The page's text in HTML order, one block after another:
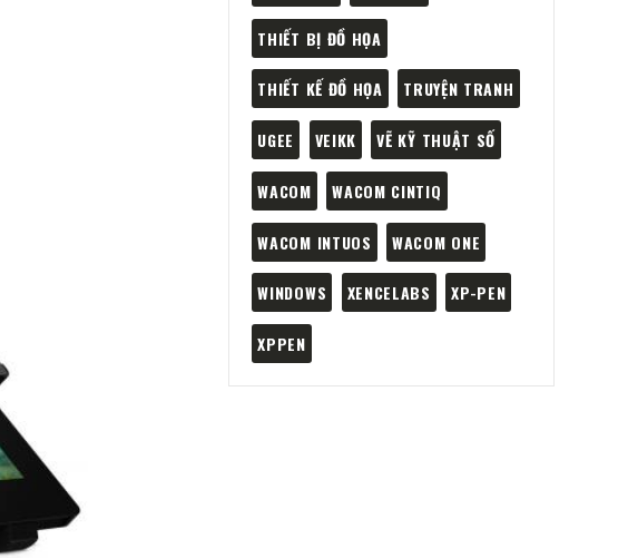
THIẾT BỊ ĐỒ HỌA
THIẾT KẾ ĐỒ HỌA TRUYỆN TRANH
UGEE VEIKK VẼ KỸ THUẬT SỐ
WACOM WACOM CINTIQ
WACOM INTUOS WACOM ONE
WINDOWS XENCELABS XP-PEN
XPPEN